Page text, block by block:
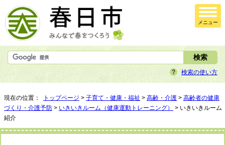
メニュー
検索の使い方
現在の位置： トップページ > 子育て・健康・福祉 > 高齢・介護 > 高齢者の健康
づくり・介護予防 > いきいきルーム（健康運動トレーニング）
> いきいきルーム
紹介